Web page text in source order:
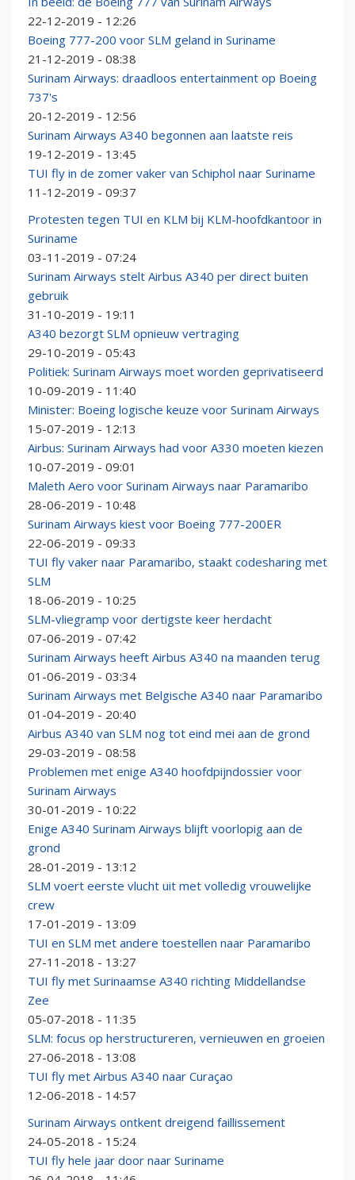
22-12-2019 - 12:26
Boeing 777-200 voor SLM geland in Suriname
21-12-2019 - 08:38
Surinam Airways: draadloos entertainment op Boeing
737's
20-12-2019 - 12:56
Surinam Airways A340 begonnen aan laatste reis
19-12-2019 - 13:45
TUI fly in de zomer vaker van Schiphol naar Suriname
11-12-2019 - 09:37
Protesten tegen TUI en KLM bij KLM-hoofdkantoor in
Suriname
03-11-2019 - 07:24
Surinam Airways stelt Airbus A340 per direct buiten
gebruik
31-10-2019 - 19:11
A340 bezorgt SLM opnieuw vertraging
29-10-2019 - 05:43
Politiek: Surinam Airways moet worden geprivatiseerd
10-09-2019 - 11:40
Minister: Boeing logische keuze voor Surinam Airways
15-07-2019 - 12:13
Airbus: Surinam Airways had voor A330 moeten kiezen
10-07-2019 - 09:01
Maleth Aero voor Surinam Airways naar Paramaribo
28-06-2019 - 10:48
Surinam Airways kiest voor Boeing 777-200ER
22-06-2019 - 09:33
TUI fly vaker naar Paramaribo, staakt codesharing met
SLM
18-06-2019 - 10:25
SLM-vliegramp voor dertigste keer herdacht
07-06-2019 - 07:42
Surinam Airways heeft Airbus A340 na maanden terug
01-06-2019 - 03:34
Surinam Airways met Belgische A340 naar Paramaribo
01-04-2019 - 20:40
Airbus A340 van SLM nog tot eind mei aan de grond
29-03-2019 - 08:58
Problemen met enige A340 hoofdpijndossier voor
Surinam Airways
30-01-2019 - 10:22
Enige A340 Surinam Airways blijft voorlopig aan de
grond
28-01-2019 - 13:12
SLM voert eerste vlucht uit met volledig vrouwelijke
crew
17-01-2019 - 13:09
TUI en SLM met andere toestellen naar Paramaribo
27-11-2018 - 13:27
TUI fly met Surinaamse A340 richting Middellandse
Zee
05-07-2018 - 11:35
SLM: focus op herstructureren, vernieuwen en groeien
27-06-2018 - 13:08
TUI fly met Airbus A340 naar Curaçao
12-06-2018 - 14:57
Surinam Airways ontkent dreigend faillissement
24-05-2018 - 15:24
TUI fly hele jaar door naar Suriname